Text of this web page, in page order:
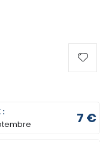
:
7 €